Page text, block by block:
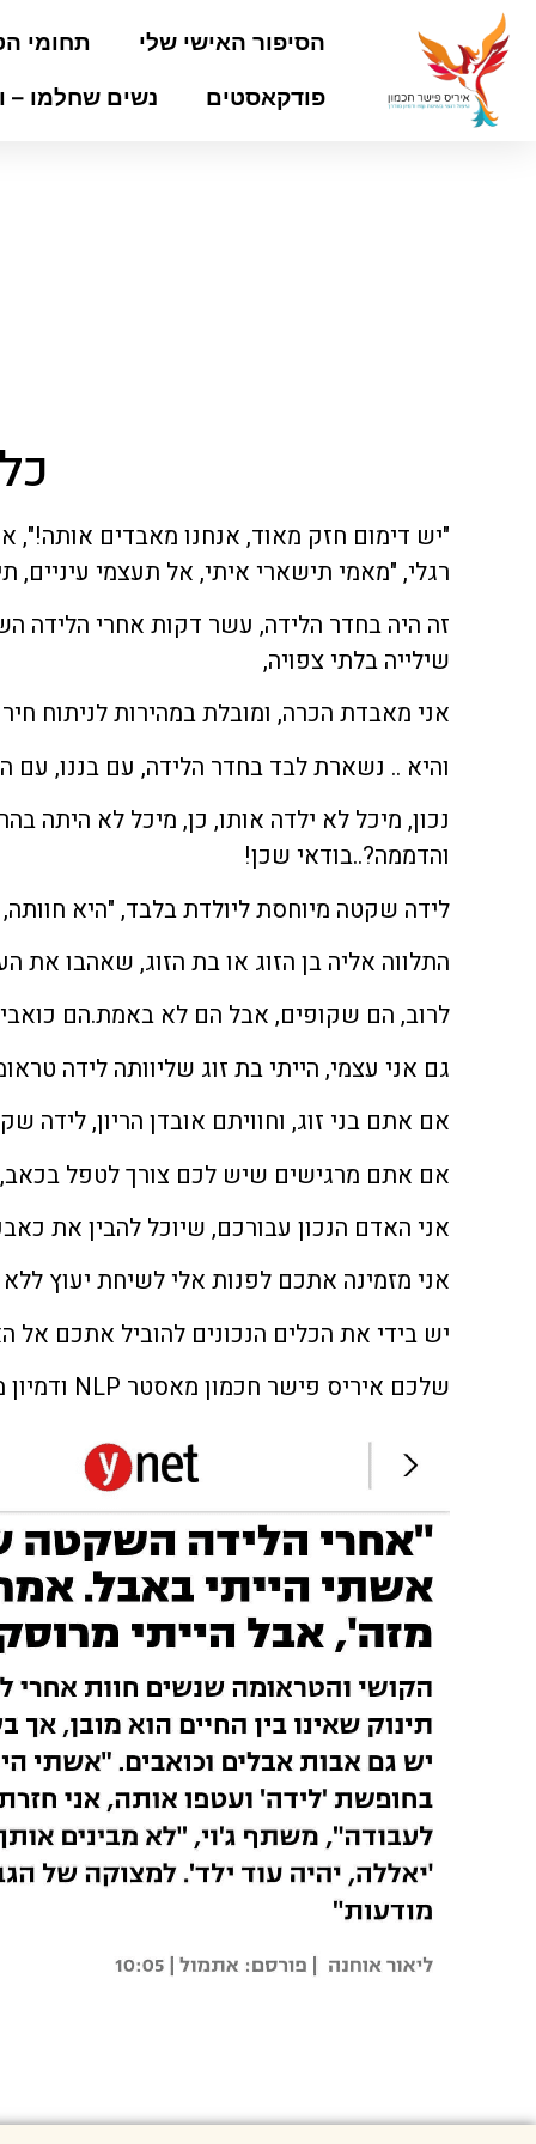
הסיפור האישי שלי
תחומי
פודקאסטים
נשים שחלמו –
"יש דימום חזק מאוד, אנחנו מאבדים
רגלי, "מאמי תישארי איתי, אל תעצמי עיניים,
זה היה בחדר הלידה, עשר דקות אחרי הלידה
שילייה בלתי צפויה,
אני מאבדת הכרה, ומובלת במהירות לניתוח
והיא .. נשארת לבד בחדר הלידה, עם בננו, עם
נכון, מיכל לא ילדה אותו, כן, מיכל לא היתה
והדממה?..בודאי שכן!
לידה שקטה מיוחסת ליולדת בלבד, "היא
התלווה אליה בן הזוג או בת הזוג, שאהבו את
לרוב, הם שקופים, אבל הם לא באמת.הם
גם אני עצמי, הייתי בת זוג שליוותה לידה
אם אתם בני זוג, וחוויתם אובדן הריון,
אם אתם מרגישים שיש לכם צורך לטפל בכאב,
אני האדם הנכון עבורכם, שיוכל להבין את
אני מזמינה אתכם לפנות אלי לשיחת יעוץ
יש בידי את הכלים הנכונים להוביל אתכם אל
שלכם איריס פישר חכמון מאסטר NLP ודמיון מודרך